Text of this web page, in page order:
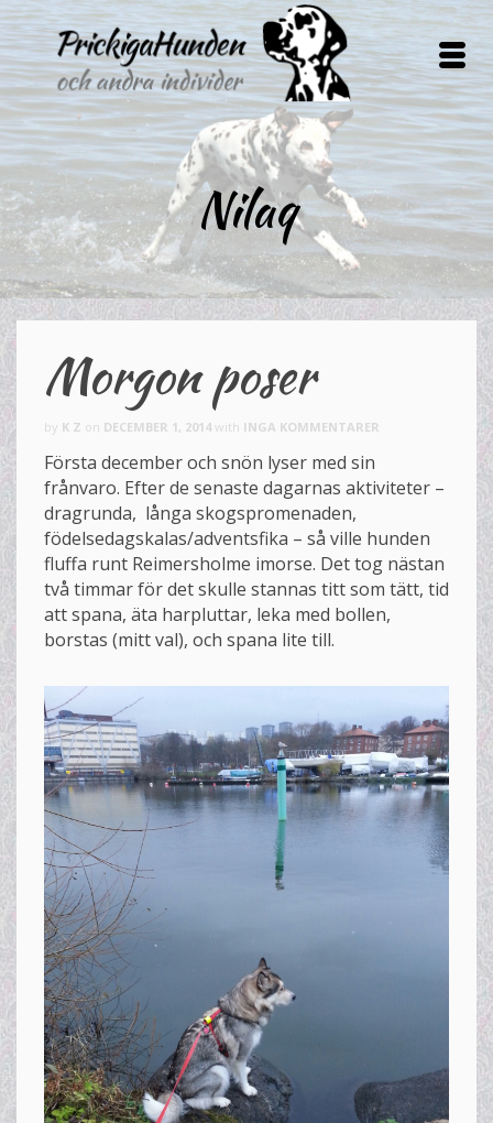
Nilaq
Morgon poser
by K Z on DECEMBER 1, 2014 with INGA KOMMENTARER
Första december och snön lyser med sin
frånvaro. Efter de senaste dagarnas aktiviteter –
dragrunda, långa skogspromenaden,
födelsedagskalas/adventsfika – så ville hunden
fluffa runt Reimersholme imorse. Det tog nästan
två timmar för det skulle stannas titt som tätt, tid
att spana, äta harpluttar, leka med bollen,
borstas (mitt val), och spana lite till.